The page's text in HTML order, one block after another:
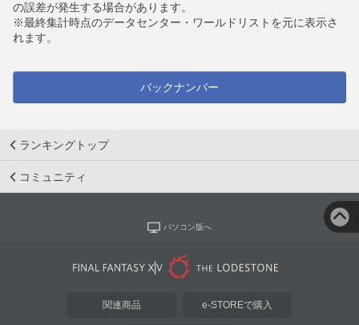
の誤差が発生する場合があります。
※最終集計時点のデータセンター・ワールドリストを元に表示さ
れます。
バックナンバー
ランキングトップ
コミュニティ
パソコン版へ
関連商品 e-STOREで購入